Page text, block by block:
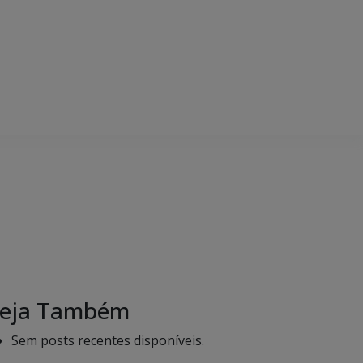
Também
Sem posts recentes disponíveis.